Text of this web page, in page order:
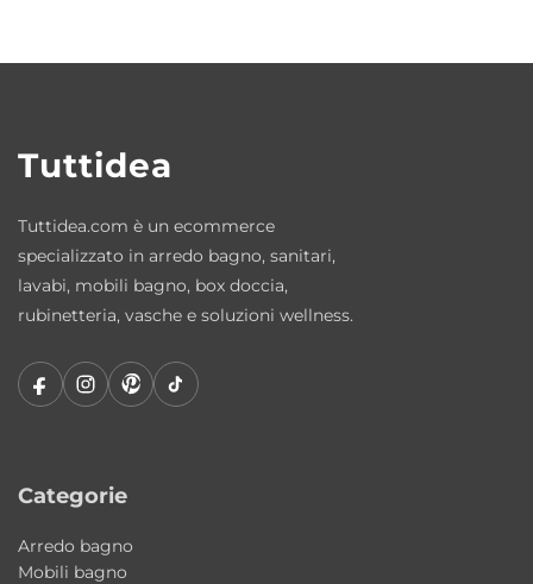
Dimensioni ampie e funzionali
• 141x46xH15 cm
Made in Italy
La collezione MEG11PRO è interamente
realizzata in Italia sinonimo di eccellenza
Caratteristiche principali
Collezione: MEG11PRO
Designer: Antonio Pascale
Tuttidea
Tuttidea.com è un ecommerce
specializzato in arredo bagno, sanitari,
lavabi, mobili bagno, box doccia,
rubinetteria, vasche e soluzioni wellness.
Categorie
Arredo bagno
Mobili bagno